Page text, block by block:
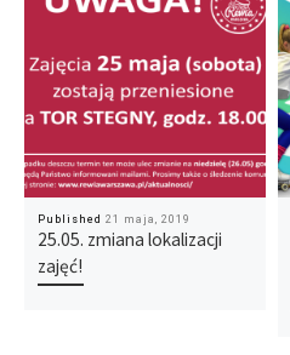
Published 21 maja, 2019
25.05. zmiana lokalizacji
zajęć!